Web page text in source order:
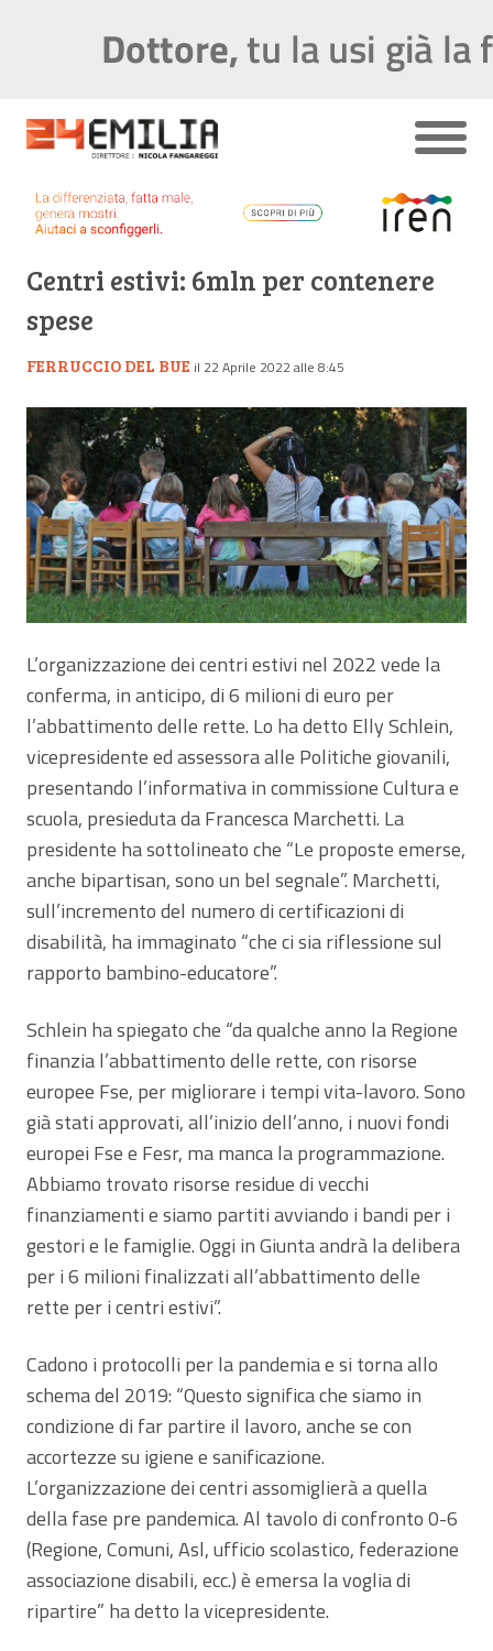
Centri estivi: 6mln per contenere
spese
FERRUCCIO DEL BUE il 22 Aprile 2022 alle 8:45
L’organizzazione dei centri estivi nel 2022 vede la
conferma, in anticipo, di 6 milioni di euro per
l’abbattimento delle rette. Lo ha detto Elly Schlein,
vicepresidente ed assessora alle Politiche giovanili,
presentando l’informativa in commissione Cultura e
scuola, presieduta da Francesca Marchetti. La
presidente ha sottolineato che “Le proposte emerse,
anche bipartisan, sono un bel segnale”. Marchetti,
sull’incremento del numero di certificazioni di
disabilità, ha immaginato “che ci sia riflessione sul
rapporto bambino-educatore”.
Schlein ha spiegato che “da qualche anno la Regione
finanzia l’abbattimento delle rette, con risorse
europee Fse, per migliorare i tempi vita-lavoro. Sono
già stati approvati, all’inizio dell’anno, i nuovi fondi
europei Fse e Fesr, ma manca la programmazione.
Abbiamo trovato risorse residue di vecchi
finanziamenti e siamo partiti avviando i bandi per i
gestori e le famiglie. Oggi in Giunta andrà la delibera
per i 6 milioni finalizzati all’abbattimento delle
rette per i centri estivi”.
Cadono i protocolli per la pandemia e si torna allo
schema del 2019: “Questo significa che siamo in
condizione di far partire il lavoro, anche se con
accortezze su igiene e sanificazione.
L’organizzazione dei centri assomiglierà a quella
della fase pre pandemica. Al tavolo di confronto 0-6
(Regione, Comuni, Asl, ufficio scolastico, federazione
associazione disabili, ecc.) è emersa la voglia di
ripartire” ha detto la vicepresidente.